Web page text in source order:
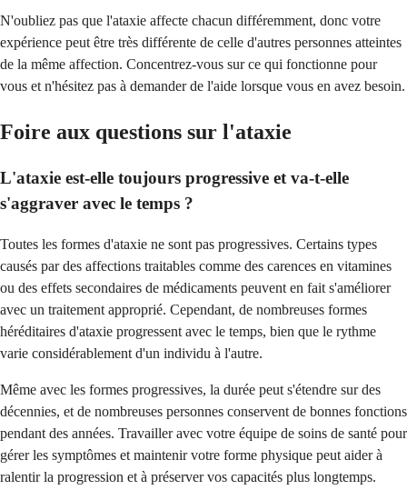
N'oubliez pas que l'ataxie affecte chacun différemment, donc votre
expérience peut être très différente de celle d'autres personnes atteintes
de la même affection. Concentrez-vous sur ce qui fonctionne pour
vous et n'hésitez pas à demander de l'aide lorsque vous en avez besoin.
Foire aux questions sur l'ataxie
L'ataxie est-elle toujours progressive et va-t-elle
s'aggraver avec le temps ?
Toutes les formes d'ataxie ne sont pas progressives. Certains types
causés par des affections traitables comme des carences en vitamines
ou des effets secondaires de médicaments peuvent en fait s'améliorer
avec un traitement approprié. Cependant, de nombreuses formes
héréditaires d'ataxie progressent avec le temps, bien que le rythme
varie considérablement d'un individu à l'autre.
Même avec les formes progressives, la durée peut s'étendre sur des
décennies, et de nombreuses personnes conservent de bonnes fonctions
pendant des années. Travailler avec votre équipe de soins de santé pour
gérer les symptômes et maintenir votre forme physique peut aider à
ralentir la progression et à préserver vos capacités plus longtemps.